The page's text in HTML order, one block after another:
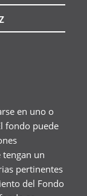
en uno o
fondo puede
un
pertinentes
del Fondo